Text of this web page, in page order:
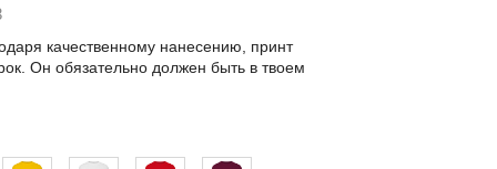
качественному нанесению, принт
Он обязательно должен быть в твоем